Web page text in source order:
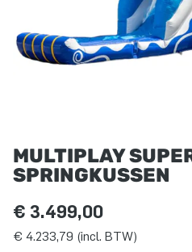
MULTIPLAY
SPRINGKUSSEN
€ 3.499,00
€ 4.233,79 (incl. BTW)